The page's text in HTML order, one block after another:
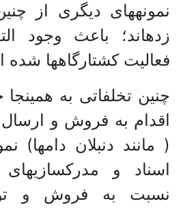
نمونه­های دیگری از
زده­اند؛ باعث وجود
فعالیت کشتارگاه­ها
چنین تخلفاتی به
اقدام به فروش و
( مانند دنبلان دام­ها)
اسناد و
نسبت به فروش و